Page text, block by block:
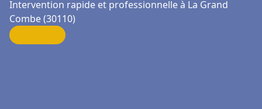
Intervention rapide et professionnelle à La Grand
Combe (30110)